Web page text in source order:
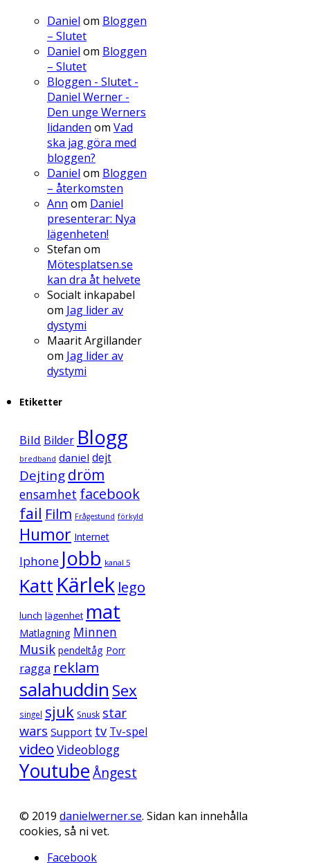
Daniel om Bloggen
– Slutet
Daniel om Bloggen
– Slutet
Bloggen - Slutet -
Daniel Werner -
Den unge Werners
lidanden om Vad
ska jag göra med
bloggen?
Daniel om Bloggen
– återkomsten
Ann om Daniel
presenterar: Nya
lägenheten!
Stefan om
Mötesplatsen.se
kan dra åt helvete
Socialt inkapabel
om Jag lider av
dystymi
Maarit Argillander
om Jag lider av
dystymi
Etiketter
Bild Bilder Blogg
bredband daniel dejt
Dejtingdröm
ensamhet facebook
fail Film Frågestund förkyld
Humor Internet
Iphone Jobb kanal 5
Katt Kärlek lego
lunch lägenhet mat
Matlagning Minnen
Musik pendeltåg Porr
ragga reklam
salahuddin Sex
singel sjuk Snusk star
wars Support tv Tv-spel
video Videoblogg
YoutubeÅngest
© 2019 danielwerner.se. Sidan kan innehålla
cookies, så ni vet.
Facebook